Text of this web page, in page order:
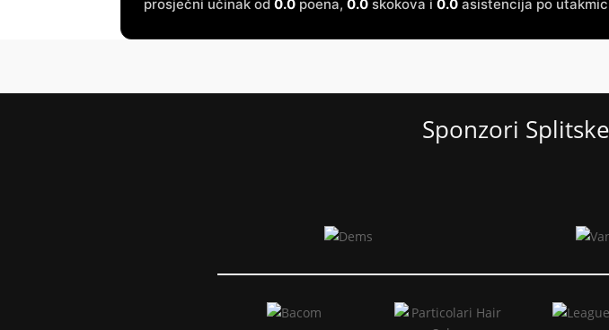
prosječni učinak od0.0 poena,0.0 skokova i0.0 asistencija po
Sponzori